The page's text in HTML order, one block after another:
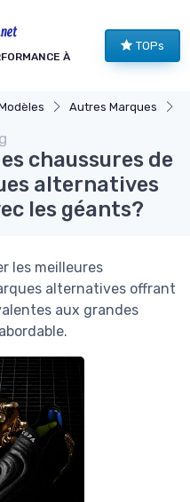
À
TOPs
Autres Marques
chaussures de
alternatives
les géants?
les meilleures
alternatives offrant
aux grandes